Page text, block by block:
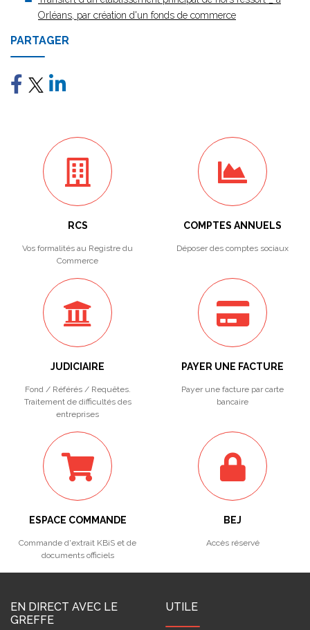
Orléans, par création d'un fonds de commerce
PARTAGER
RCS
Vos formalités au Registre du
Commerce
COMPTES ANNUELS
Déposer des comptes sociaux
JUDICIAIRE
Fond / Référés / Requêtes.
Traitement de difficultés des
entreprises
PAYER UNE FACTURE
Payer une facture par carte
bancaire
ESPACE COMMANDE
Commande d'extrait KBiS et de
documents officiels
BEJ
Accès réservé
EN DIRECT AVEC LE
GREFFE
UTILE